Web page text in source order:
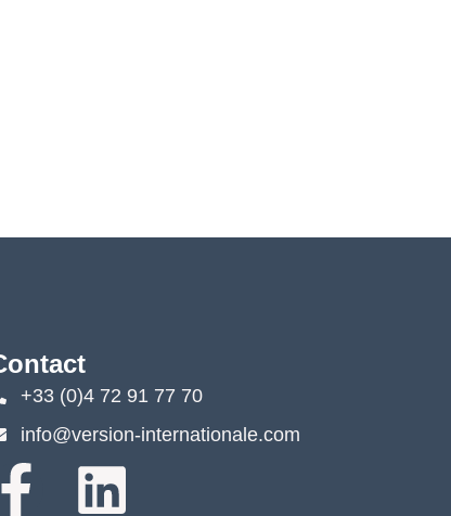
+33 (0)4 72 91 77 70
info@version-internationale.com